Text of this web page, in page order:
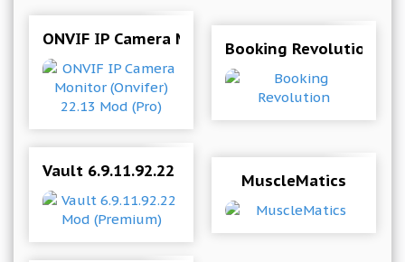
ONVIF IP Camera Monitor (Onvifer) 22.13 Mod
Booking Revolution
Vault 6.9.11.92.22 Mod (Premium)MuscleMatics